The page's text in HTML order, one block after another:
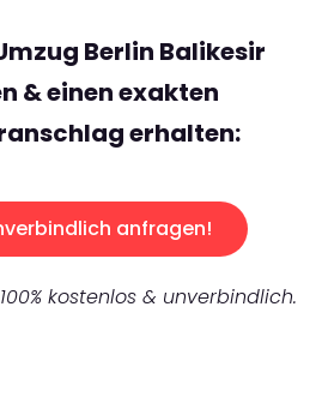
Berlin Balikesir
& einen exakten
erhalten:
anfragen!
kostenlos & unverbindlich.